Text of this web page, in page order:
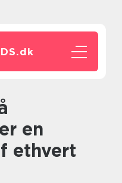
dk
en
ethvert